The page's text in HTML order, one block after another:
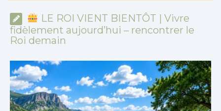
LE ROI VIENT BIENTÔT | Vivre
fidèlement aujourd’hui – rencontrer le
Roi demain